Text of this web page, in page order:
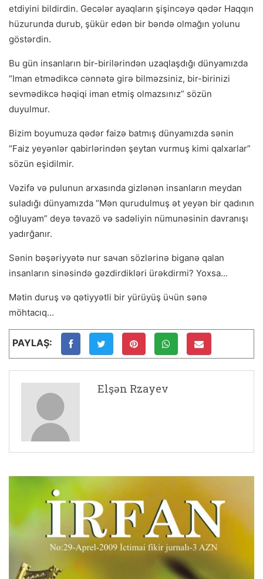
etdiyini bildirdin. Gecələr ayaqların şişincəyə qədər Haqqın
hüzurunda durub, şükür edən bir bəndə olmağın yolunu
göstərdin.
Bu gün insanların bir-birilərindən uzaqlaşdığı dünyamızda
“Iman etmədikcə cənnətə girə bilməzsiniz, bir-birinizi
sevmədikcə həqiqi iman etmiş olmazsınız” sözün
duyulmur.
Bizim boyumuza qədər faizə batmış dünyamızda sənin
“Faiz yeyənlər qabirlərindən şeytan vurmuş kimi qalxarlar”
sözün eşidilmir.
Vəzifə və pulunun arxasında gizlənən insanların meydan
suladığı dünyamızda “Mən qurudulmuş ət yeyən bir qadının
oğluyam” deyə təvazö və sadəliyin nümunəsinin davranışı
yadırğanır.
Sənin bəşəriyyətə nur saчan sözlərinə biganə qalan
insanların sinəsində gəzdirdikləri ürəkdirmi? Yoxsa...
Mətin duruş və qətiyyətli bir yürüyüş üчün sənə
möhtacıq...
PAYLAŞ:
Elşən Rzayev